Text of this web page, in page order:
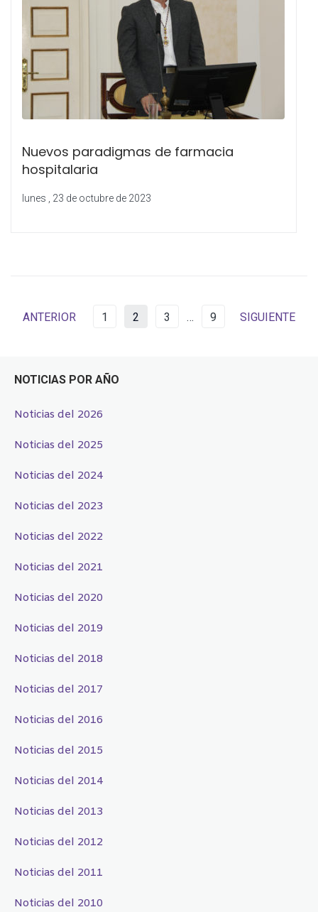
Nuevos paradigmas de farmacia
hospitalaria
lunes , 23 de octubre de 2023
ANTERIOR 1 2 3 … 9 SIGUIENTE
NOTICIAS POR AÑO
Noticias del 2026
Noticias del 2025
Noticias del 2024
Noticias del 2023
Noticias del 2022
Noticias del 2021
Noticias del 2020
Noticias del 2019
Noticias del 2018
Noticias del 2017
Noticias del 2016
Noticias del 2015
Noticias del 2014
Noticias del 2013
Noticias del 2012
Noticias del 2011
Noticias del 2010